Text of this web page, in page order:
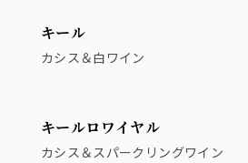
キール
カシス＆白ワイン
キールロワイヤル
カシス＆スパークリングワイン